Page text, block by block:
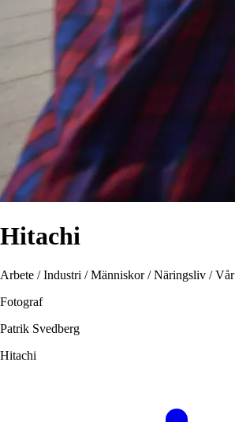
Hitachi
Arbete / Industri / Människor / Näringsliv / Vår
Fotograf
Patrik Svedberg
Hitachi